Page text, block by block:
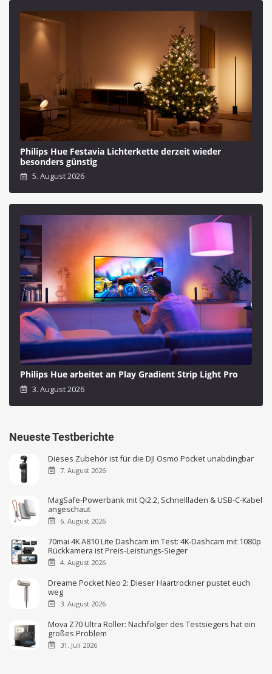
Philips Hue Festavia Lichterkette derzeit wieder
besonders günstig
5. August 2026
Philips Hue arbeitet an Play Gradient Strip Light Pro
3. August 2026
Neueste Testberichte
Dieses Zubehör ist für die DJI Osmo Pocket unabdingbar
7. August 2026
MagSafe-Powerbank mit Qi2.2, Schnellladen & USB-C-Kabel
angeschaut
6. August 2026
70mai 4K A810 Lite Dashcam im Test: 4K-Dashcam mit 1080p
Rückkamera ist Preis-Leistungs-Sieger
4. August 2026
Dreame Pocket Neo 2: Dieser Haartrockner pustet euch
weg
3. August 2026
Mova Z70 Ultra Roller: Nachfolger des Testsiegers hat ein
großes Problem
31. Juli 2026